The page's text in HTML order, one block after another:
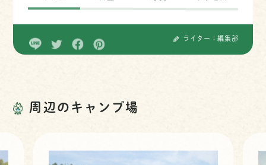
ライター：編集部
周辺のキャンプ場